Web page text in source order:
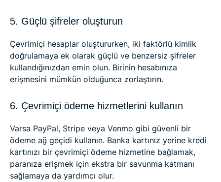
5. Güçlü şifreler oluşturun
Çevrimiçi hesaplar oluştururken, iki faktörlü kimlik
doğrulamaya ek olarak güçlü ve benzersiz şifreler
kullandığınızdan emin olun. Birinin hesabınıza
erişmesini mümkün olduğunca zorlaştırın.
6. Çevrimiçi ödeme hizmetlerini kullanın
Varsa PayPal, Stripe veya Venmo gibi güvenli bir
ödeme ağ geçidi kullanın. Banka kartınız yerine kredi
kartınızı bir çevrimiçi ödeme hizmetine bağlamak,
paranıza erişmek için ekstra bir savunma katmanı
sağlamaya da yardımcı olur.